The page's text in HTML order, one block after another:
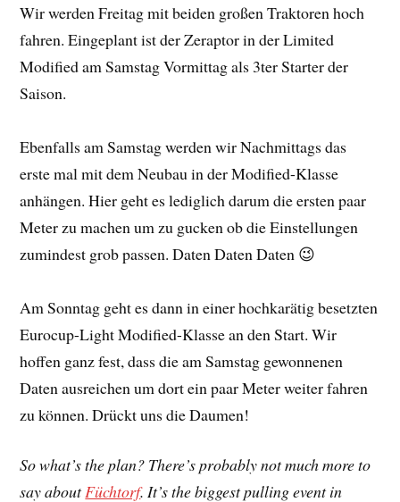
Wir werden Freitag mit beiden großen Traktoren hoch
fahren. Eingeplant ist der Zeraptor in der Limited
Modified am Samstag Vormittag als 3ter Starter der
Saison.
Ebenfalls am Samstag werden wir Nachmittags das
erste mal mit dem Neubau in der Modified-Klasse
anhängen. Hier geht es lediglich darum die ersten paar
Meter zu machen um zu gucken ob die Einstellungen
zumindest grob passen. Daten Daten Daten 😉
Am Sonntag geht es dann in einer hochkarätig besetzten
Eurocup-Light Modified-Klasse an den Start. Wir
hoffen ganz fest, dass die am Samstag gewonnenen
Daten ausreichen um dort ein paar Meter weiter fahren
zu können. Drückt uns die Daumen!
So what’s the plan? There’s probably not much more to
say aboutFüchtorf. It’s the biggest pulling event in